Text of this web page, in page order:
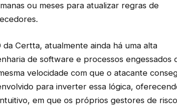
ou meses para atualizar regras de
Certta, atualmente ainda há uma alta
de software e processos engessados
velocidade com que o atacante
para inverter essa lógica,
em que os próprios gestores de risco